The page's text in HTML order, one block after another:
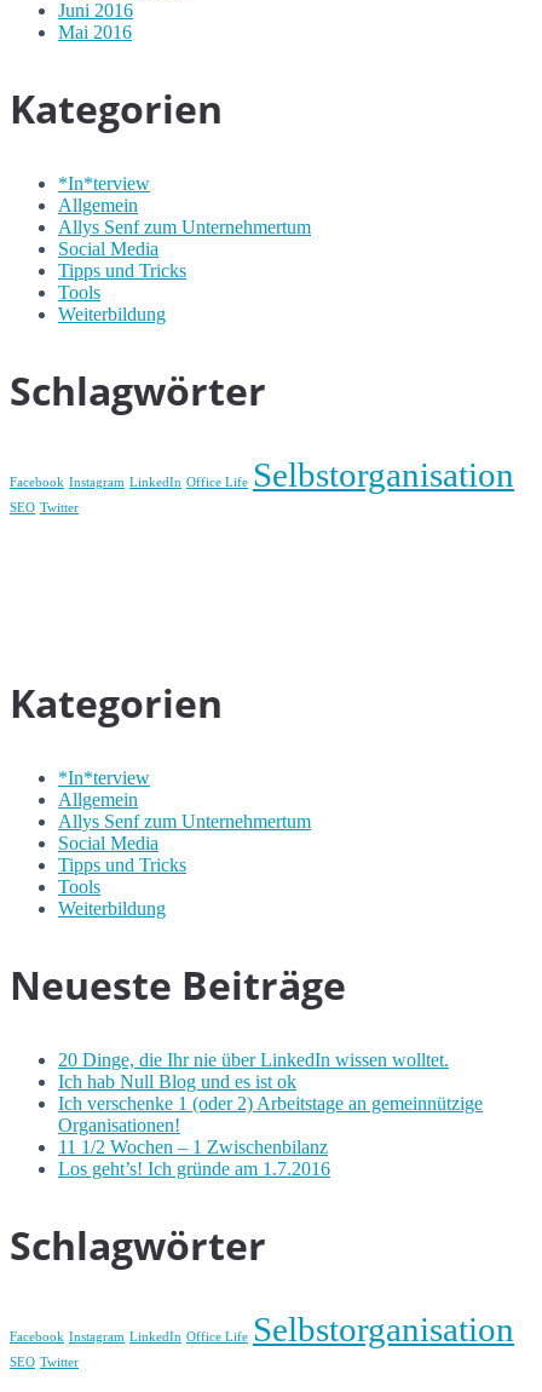
Juni 2016
Mai 2016
Kategorien
*In*terview
Allgemein
Allys Senf zum Unternehmertum
Social Media
Tipps und Tricks
Tools
Weiterbildung
Schlagwörter
Facebook Instagram LinkedIn Office Life Selbstorganisation
SEO Twitter
Kategorien
*In*terview
Allgemein
Allys Senf zum Unternehmertum
Social Media
Tipps und Tricks
Tools
Weiterbildung
Neueste Beiträge
20 Dinge, die Ihr nie über LinkedIn wissen wolltet.
Ich hab Null Blog und es ist ok
Ich verschenke 1 (oder 2) Arbeitstage an gemeinnützige
Organisationen!
11 1/2 Wochen – 1 Zwischenbilanz
Los geht’s! Ich gründe am 1.7.2016
Schlagwörter
Facebook Instagram LinkedIn Office Life Selbstorganisation
SEO Twitter